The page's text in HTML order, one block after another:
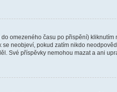
omezeného času po přispění) kliknutím
neobjeví, pokud zatím nikdo
Své příspěvky nemohou mazat a ani